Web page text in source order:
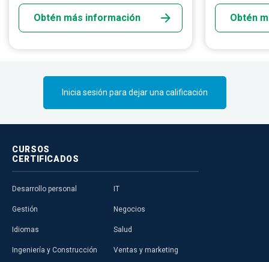
dan profundidad a una película y sumergen
al público en el mundo de la pantalla
grande.
Obtén más información
dejen una
escuchan.
Obtén
Inicia sesión para dejar una calificación
CURSOS
CERTIFICADOS
Desarrollo personal
Gestión
Idiomas
Ingeniería y Construcción
IT
Negocios
Salud
Ventas y marketing